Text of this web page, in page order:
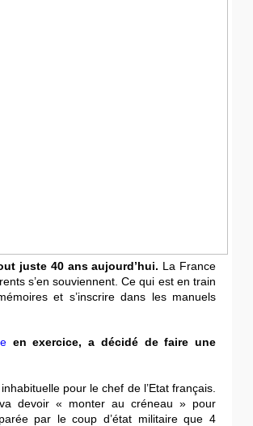
juste 40 ans aujourd’hui. La France
s’en souviennent. Ce qui est en train
et s’inscrire dans les manuels
en exercice, a décidé de faire une
pour le chef de l’Etat français.
devoir « monter au créneau » pour
par le coup d’état militaire que 4